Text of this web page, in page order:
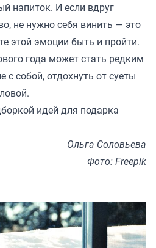
напиток. И если вдруг
не нужно себя винить — это
этой эмоции быть и пройти.
года может стать редким
собой, отдохнуть от суеты
идей для подарка
Ольга Соловьева
Фото: Freepik